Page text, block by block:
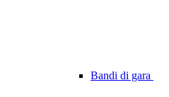
Bandi di gara